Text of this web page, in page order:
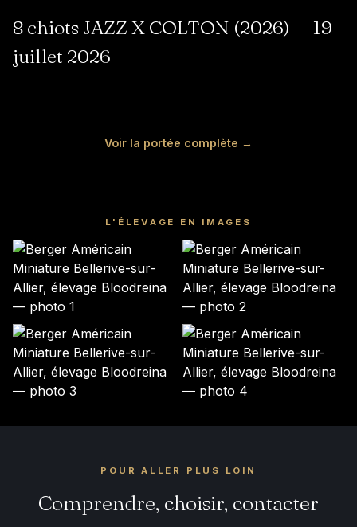
8 chiots JAZZ X COLTON (2026) — 19
juillet 2026
Mâle · noir tricolore Mâle · noir tricolore
Mâle · bleu merle
LINK
Voir la portée complète →
L'ÉLEVAGE EN IMAGES
POUR ALLER PLUS LOIN
Comprendre, choisir, contacter